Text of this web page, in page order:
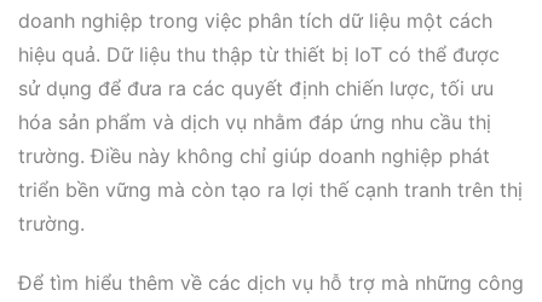
doanh nghiệp trong việc phân tích dữ liệu một cách
hiệu quả. Dữ liệu thu thập từ thiết bị IoT có thể được
sử dụng để đưa ra các quyết định chiến lược, tối ưu
hóa sản phẩm và dịch vụ nhằm đáp ứng nhu cầu thị
trường. Điều này không chỉ giúp doanh nghiệp phát
triển bền vững mà còn tạo ra lợi thế cạnh tranh trên thị
trường.
Để tìm hiểu thêm về các dịch vụ hỗ trợ mà những công